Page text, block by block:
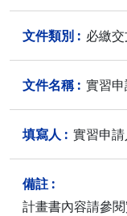
必繳
實習
實習申請
計畫書內容請參